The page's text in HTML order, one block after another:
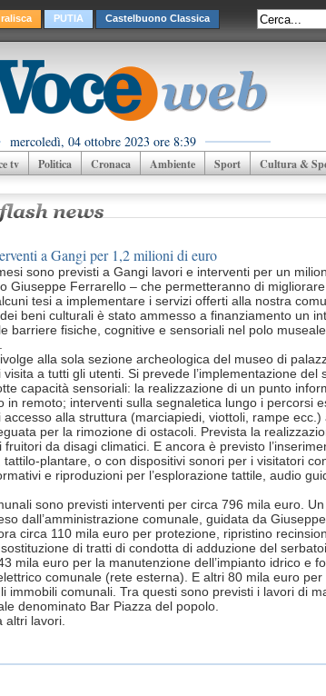
PUTIA Castelbuono Classica
mercoledì, 04 ottobre 2023 ore 8:39
tv Politica Cronaca Ambiente Sport Cultura &
a Gangi per 1,2 milioni di euro
sono previsti a Gangi lavori e interventi per un
Giuseppe Ferrarello – che permetteranno di
tesi a implementare i servizi offerti alla nostra
beni culturali è stato ammesso a finanziamento un
barriere fisiche, cognitive e sensoriali nel polo
alla sola sezione archeologica del museo di
visita a tutti gli utenti. Si prevede l’implementazione
capacità sensoriali: la realizzazione di un punto
in remoto; interventi sulla segnaletica lungo i percorsi
accesso alla struttura (marciapiedi, viottoli, rampe
per la rimozione di ostacoli. Prevista la
da disagi climatici. E ancora è previsto
tattilo-plantare, o con dispositivi sonori per i visitatori
e riproduzioni per l’esplorazione tattile, audio
sono previsti interventi per circa 796 mila euro.
dall’amministrazione comunale, guidata da
circa 110 mila euro per protezione, ripristino
di tratti di condotta di adduzione del
mila euro per la manutenzione dell’impianto idrico e
comunale (rete esterna). E altri 80 mila euro
immobili comunali. Tra questi sono previsti i lavori di
denominato Bar Piazza del popolo.
altri lavori.